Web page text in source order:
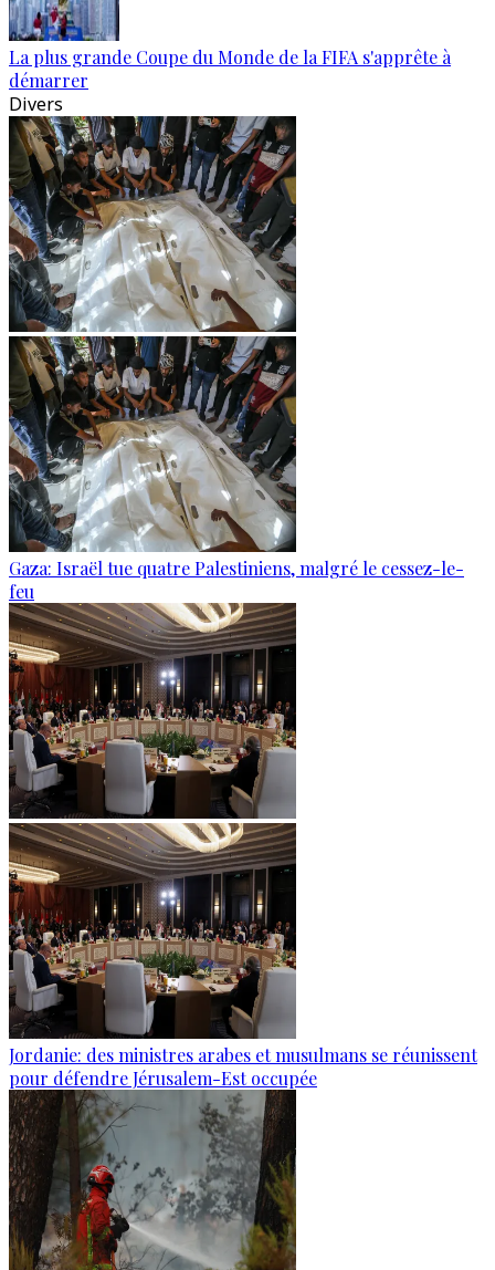
La plus grande Coupe du Monde de la FIFA s'apprête à
démarrer
Divers
Gaza: Israël tue quatre Palestiniens, malgré le cessez-le-
feu
Jordanie: des ministres arabes et musulmans se réunissent
pour défendre Jérusalem-Est occupée